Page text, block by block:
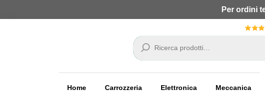
Per ordini
Cerca
Home Carrozzeria Elettronica Meccanica